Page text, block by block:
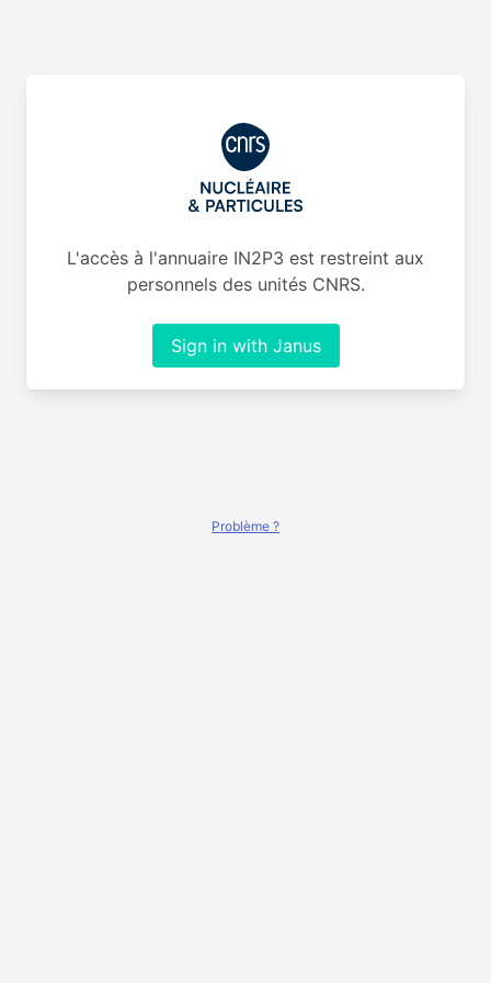
L'accès à l'annuaire IN2P3 est restreint aux
personnels des unités CNRS.
Sign in with Janus
Problème ?